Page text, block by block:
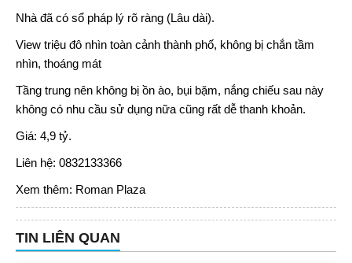
Nhà đã có sổ pháp lý rõ ràng (Lâu dài).
View triệu đô nhìn toàn cảnh thành phố, không bị chắn tầm
nhìn, thoáng mát
Tầng trung nên không bị ồn ào, bụi bặm, nắng chiếu sau này
không có nhu cầu sử dụng nữa cũng rất dễ thanh khoản.
Giá: 4,9 tỷ.
Liên hệ: 0832133366
Xem thêm: Roman Plaza
TIN LIÊN QUAN